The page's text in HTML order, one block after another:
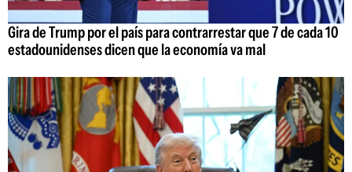
Gira de Trump por el país para contrarrestar que 7 de cada 10
estadounidenses dicen que la economía va mal